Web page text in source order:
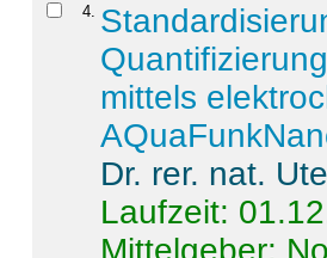
4
mittels
Dr. rer. nat.
Laufzeit:
Mittelgeber: